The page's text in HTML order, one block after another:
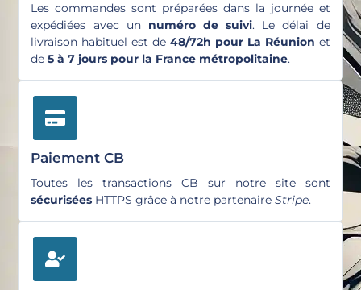
Les commandes sont préparées dans la journée et
expédiées avec un numéro de suivi. Le délai de
livraison habituel est de 48/72h pour La Réunion et
de5 à 7 jours pour la France métropolitaine.
Paiement CB
Toutes les transactions CB sur notre site sont
sécurisées HTTPS grâce à notre partenaireStripe.